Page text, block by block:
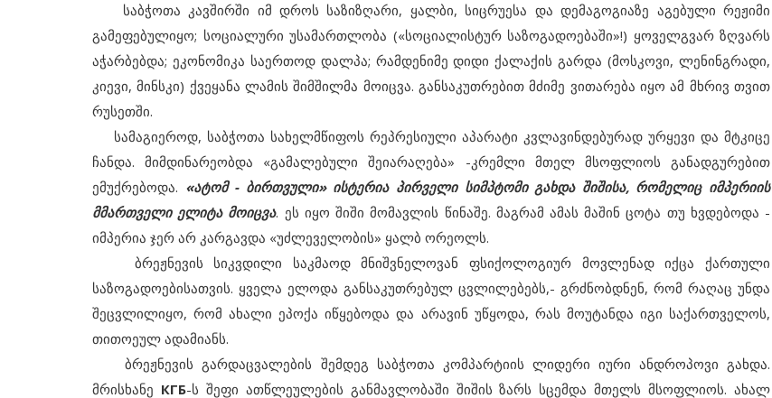
საბჭოთა კავშირში იმ დროს საზიზღარი, ყალბი, სიცრუესა და დემაგოგიაზე აგებული რეჟიმი
გამეფებულიყო; სოციალური უსამართლობა («სოციალისტურ საზოგადოებაში»!) ყოველგვარ ზღვარს
აჭარბებდა; ეკონომიკა საერთოდ დალპა; რამდენიმე დიდი ქალაქის გარდა (მოსკოვი, ლენინგრადი,
კიევი, მინსკი) ქვეყანა ლამის შიმშილმა მოიცვა. განსაკუთრებით მძიმე ვითარება იყო ამ მხრივ თვით
რუსეთში.
სამაგიეროდ, საბჭოთა სახელმწიფოს რეპრესიული აპარატი კვლავინდებურად ურყევი და მტკიცე
ჩანდა. მიმდინარეობდა «გამალებული შეიარაღება» -კრემლი მთელ მსოფლიოს განადგურებით
ემუქრებოდა. «ატომ - ბირთვული» ისტერია პირველი სიმპტომი გახდა შიშისა, რომელიც იმპერიის
მმართველი ელიტა მოიცვა. ეს იყო შიში მომავლის წინაშე. მაგრამ ამას მაშინ ცოტა თუ ხვდებოდა -
იმპერია ჯერ არ კარგავდა «უძლეველობის» ყალბ ორეოლს.
ბრეჟნევის სიკვდილი საკმაოდ მნიშვნელოვან ფსიქოლოგიურ მოვლენად იქცა ქართული
საზოგადოებისათვის. ყველა ელოდა განსაკუთრებულ ცვლილებებს,- გრძნობდნენ, რომ რაღაც უნდა
შეცვლილიყო, რომ ახალი ეპოქა იწყებოდა და არავინ უწყოდა, რას მოუტანდა იგი საქართველოს,
თითოეულ ადამიანს.
ბრეჟნევის გარდაცვალების შემდეგ საბჭოთა კომპარტიის ლიდერი იური ანდროპოვი გახდა.
მრისხანე КГБ-ს შეფი ათწლეულების განმავლობაში შიშის ზარს სცემდა მთელს მსოფლიოს. ახალ